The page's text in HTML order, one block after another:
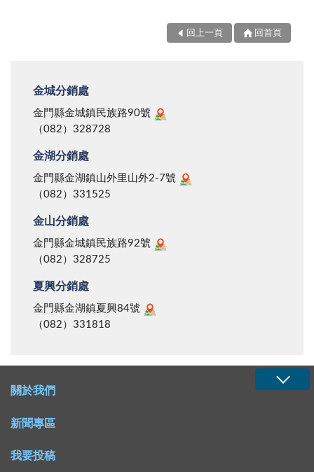
回上一頁 回首頁
金城分銷處
金門縣金城鎮民族路90號
（082）328728
金湖分銷處
金門縣金湖鎮山外里山外2-7號
（082）331525
金山分銷處
金門縣金城鎮民族路92號
（082）328725
夏興分銷處
金門縣金湖鎮夏興84號
（082）331818
關於我們
新聞專區
我要投稿